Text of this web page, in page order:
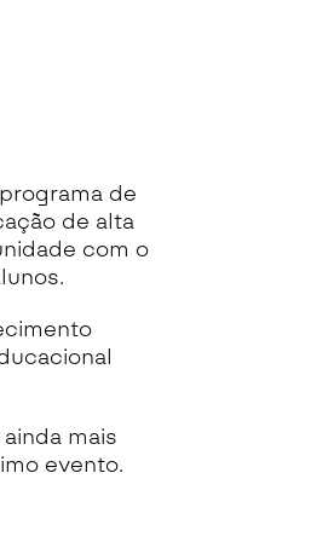
de
de alta
com o
mais
evento.